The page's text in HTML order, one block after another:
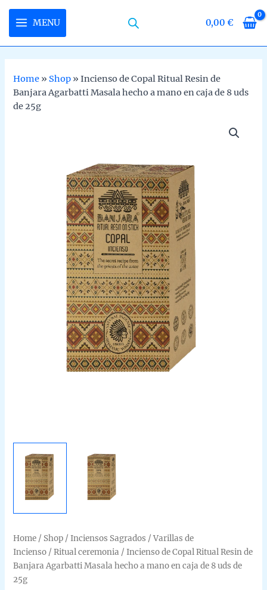
content
MENU 0,00€
Home » Shop »Incienso de Copal Ritual Resin de
Banjara Agarbatti Masala hecho a mano en caja de 8 uds
de 25g
Home / Shop /Inciensos Sagrados /Varillas de
Incienso /Ritual ceremonia / Incienso de Copal Ritual Resin de
Banjara Agarbatti Masala hecho a mano en caja de 8 uds de
25g